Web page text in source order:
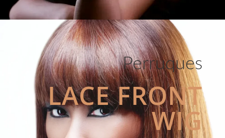
Perruques
LACE FRONT
WIG